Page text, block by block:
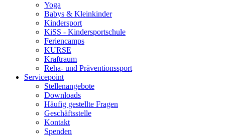
Yoga
Babys & Kleinkinder
Kindersport
KiSS - Kindersportschule
Feriencamps
KURSE
Kraftraum
Reha- und Präventionssport
Servicepoint
Stellenangebote
Downloads
Häufig gestellte Fragen
Geschäftsstelle
Kontakt
Spenden